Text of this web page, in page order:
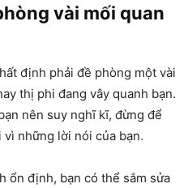
vài mối quan
định phải đề phòng một vài
thị phi đang vây quanh bạn.
nên suy nghĩ kĩ, đừng để
những lời nói của bạn.
ổn định, bạn có thể sắm sửa